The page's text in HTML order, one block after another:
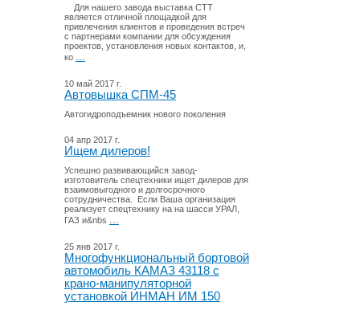
Для нашего завода выставка СТТ
является отличной площадкой для
привлечения клиентов и проведения встреч
с партнерами компании для обсуждения
проектов, установления новых контактов, и,
ко ...
10 май 2017 г.
Автовышка СПМ-45
Автогидроподъемник нового поколения
04 апр 2017 г.
Ищем дилеров!
Успешно развивающийся завод-
изготовитель спецтехники ищет дилеров для
взаимовыгодного и долгосрочного
сотрудничества. Если Ваша организация
реализует спецтехнику на на шасси УРАЛ,
ГАЗ и&nbs ...
25 янв 2017 г.
Многофункциональный бортовой
автомобиль КАМАЗ 43118 с
крано-манипуляторной
установкой ИНМАН ИМ 150